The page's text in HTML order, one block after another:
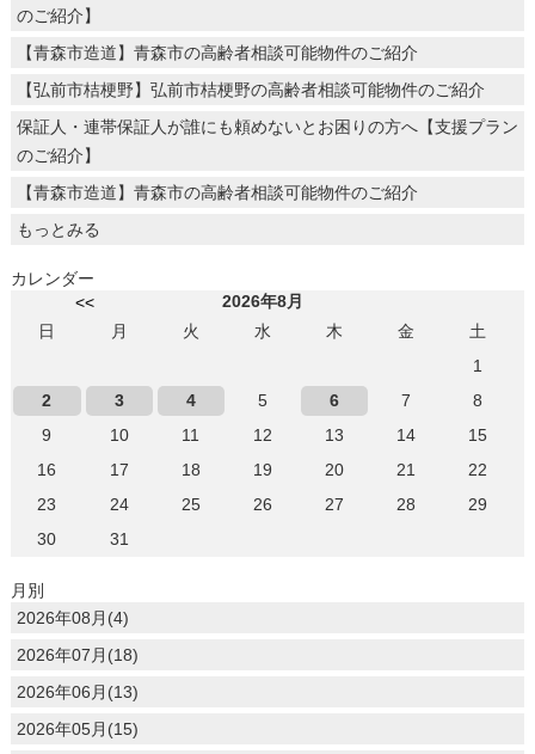
のご紹介】
【青森市造道】青森市の高齢者相談可能物件のご紹介
【弘前市桔梗野】弘前市桔梗野の高齢者相談可能物件のご紹介
保証人・連帯保証人が誰にも頼めないとお困りの方へ【支援プラン
のご紹介】
【青森市造道】青森市の高齢者相談可能物件のご紹介
もっとみる
カレンダー
<<
2026年8月
日
月 火 水 木 金
土
1
2
3 4 5 6 7
8
9
10 11 12 13 14
15
16
17 18 19 20 21
22
23
24 25 26 27 28
29
30
31
月別
2026年08月(4)
2026年07月(18)
2026年06月(13)
2026年05月(15)